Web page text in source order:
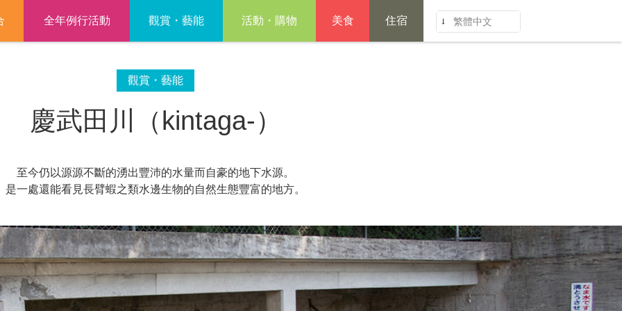
全年例行活動 觀賞・藝能 活動・購物 美食 住宿 繁體中文
觀賞・藝能
慶武田川（kintaga-）
至今仍以源源不斷的湧出豐沛的水量而自豪的地下水源。
是一處還能看見長臂蝦之類水邊生物的自然生態豐富的地方。